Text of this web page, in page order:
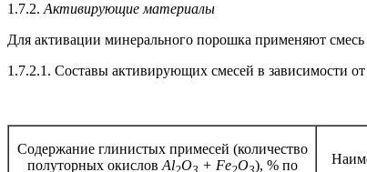
1.7.2. Активирующие материалы
Для активации минерального порошка применяют
1.7.2.1. Составы активирующих смесей в зависимости
Содержание глинистых примесей (количество
полуторных окислов Аl O + Fe O ), % по